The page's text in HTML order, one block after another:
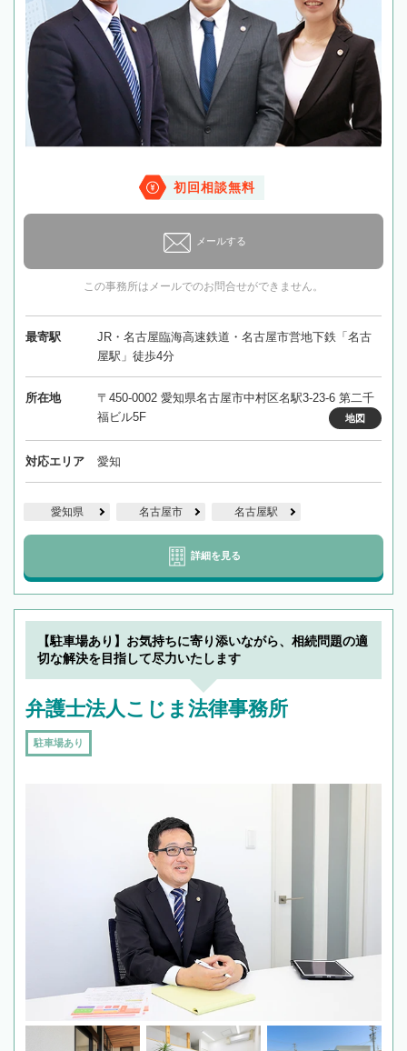
初回相談無料
メールする
この事務所はメールでのお問合せができません。
最寄駅
JR・名古屋臨海高速鉄道・名古屋市営地下鉄「名古
屋駅」徒歩4分
所在地
〒450-0002 愛知県名古屋市中村区名駅3-23-6 第二千
福ビル5F
地図
対応エリア 愛知
愛知県 名古屋市 名古屋駅
詳細を見る
【駐車場あり】お気持ちに寄り添いながら、相続問題の適
切な解決を目指して尽力いたします
弁護士法人こじま法律事務所
駐車場あり